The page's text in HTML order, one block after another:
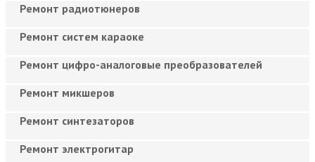
Ремонт радиотюнеров
Ремонт систем караоке
Ремонт цифро-аналоговые преобразователей
Ремонт микшеров
Ремонт синтезаторов
Ремонт электрогитар